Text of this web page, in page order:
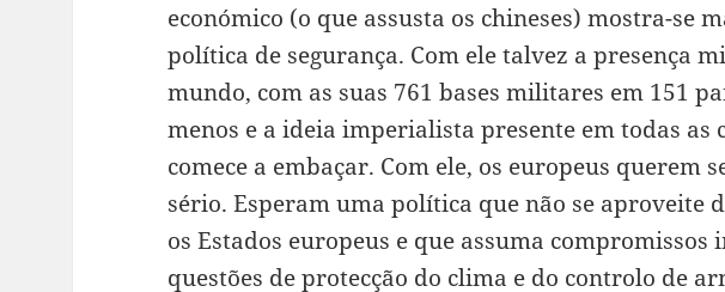
económico (o que assusta os chineses) mostra-se
política de segurança. Com ele talvez a presença
mundo, com as suas 761 bases militares em 151
menos e a ideia imperialista presente em todas as
comece a embaçar. Com ele, os europeus querem
sério. Esperam uma política que não se aproveite
os Estados europeus e que assuma compromissos
questões de protecção do clima e do controlo de